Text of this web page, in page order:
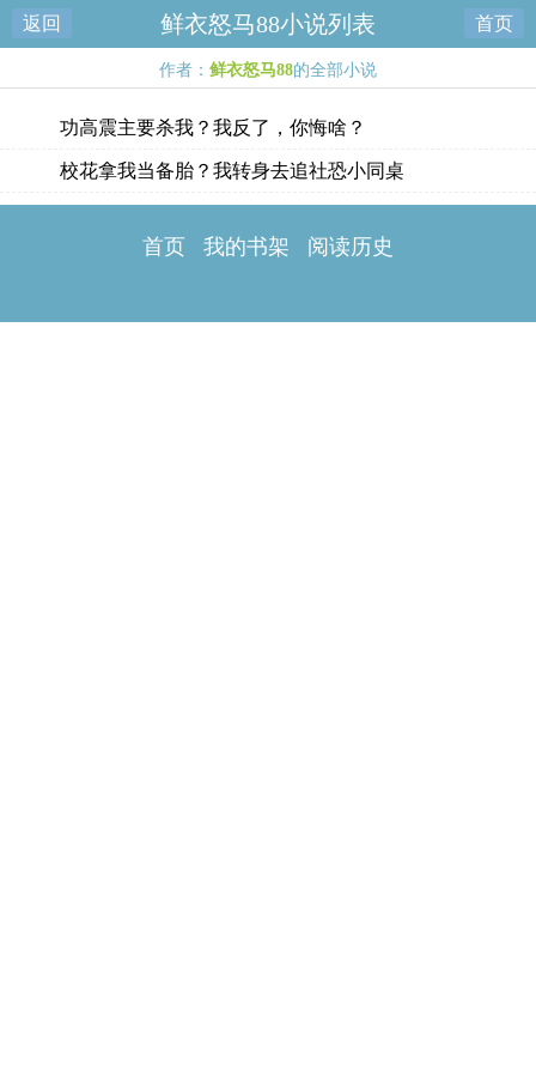
返回 鲜衣怒马88小说列表 首页
作者： 鲜衣怒马88的全部小说
功高震主要杀我？我反了，你悔啥？
校花拿我当备胎？我转身去追社恐小同桌
首页 我的书架 阅读历史